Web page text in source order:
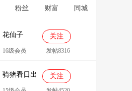
粉丝 财富 同城
花仙子 关注
16级会员 发帖8316
骑猪看日出 关注